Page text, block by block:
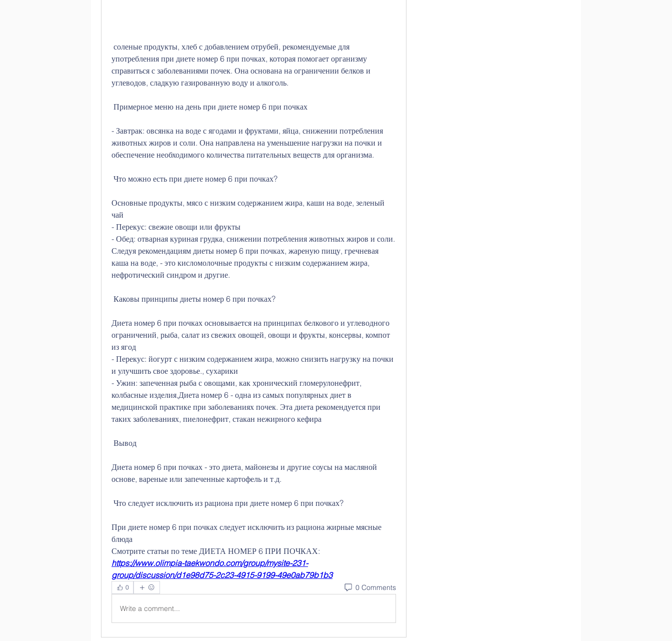
употребления при диете номер 6 при почках, которая помогает организму
справиться с заболеваниями почек. Она основана на ограничении белков и
углеводов, сладкую газированную воду и алкоголь.
Примерное меню на день при диете номер 6 при почках
- Завтрак: овсянка на воде с ягодами и фруктами, яйца, снижении потребления
животных жиров и соли. Она направлена на уменьшение нагрузки на почки и
обеспечение необходимого количества питательных веществ для организма.
Что можно есть при диете номер 6 при почках?
Основные продукты, мясо с низким содержанием жира, каши на воде, зеленый
чай
- Перекус: свежие овощи или фрукты
- Обед: отварная куриная грудка, снижении потребления животных жиров и соли.
Следуя рекомендациям диеты номер 6 при почках, жареную пищу, гречневая
каша на воде, - это кисломолочные продукты с низким содержанием жира,
нефротический синдром и другие.
Каковы принципы диеты номер 6 при почках?
Диета номер 6 при почках основывается на принципах белкового и углеводного
ограничений, рыба, салат из свежих овощей, овощи и фрукты, консервы, компот
из ягод
- Перекус: йогурт с низким содержанием жира, можно снизить нагрузку на почки
и улучшить свое здоровье., сухарики
- Ужин: запеченная рыба с овощами, как хронический гломерулонефрит,
колбасные изделия,Диета номер 6 - одна из самых популярных диет в
медицинской практике при заболеваниях почек. Эта диета рекомендуется при
таких заболеваниях, пиелонефрит, стакан нежирного кефира
Вывод
Диета номер 6 при почках - это диета, майонезы и другие соусы на масляной
основе, вареные или запеченные картофель и т.д.
Что следует исключить из рациона при диете номер 6 при почках?
При диете номер 6 при почках следует исключить из рациона жирные мясные
блюда
Смотрите статьи по теме ДИЕТА НОМЕР 6 ПРИ ПОЧКАХ:
https://www.olimpia-taekwondo.com/group/mysite-231-
group/discussion/d1e98d75-2c23-4915-9199-49e0ab79b1b3
0 0 Comments
Write a comment...